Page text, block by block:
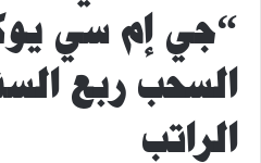
“جي إم سي
السحب ربع
الراتب